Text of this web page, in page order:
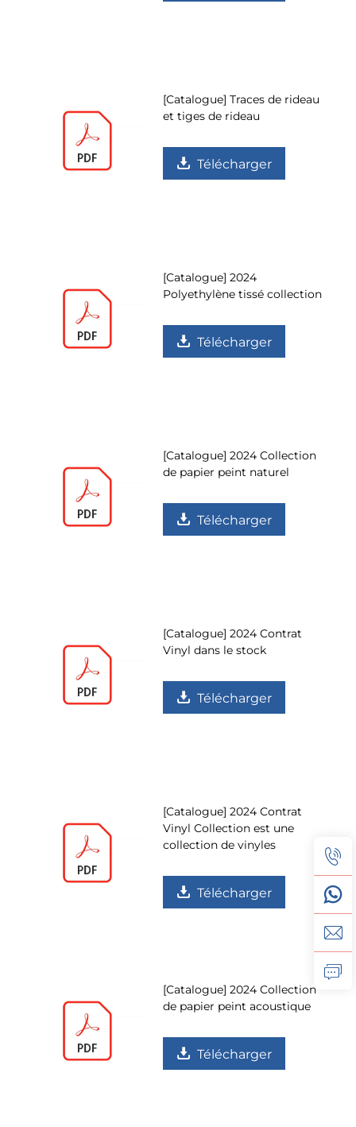
[Catalogue] Traces de rideau
et tiges de rideau
Télécharger
[Catalogue] 2024
Polyethylène tissé collection
Télécharger
[Catalogue] 2024 Collection
de papier peint naturel
Télécharger
[Catalogue] 2024 Contrat
Vinyl dans le stock
Télécharger
[Catalogue] 2024 Contrat
Vinyl Collection est une
collection de vinyles
Télécharger
[Catalogue] 2024 Collection
de papier peint acoustique
Télécharger